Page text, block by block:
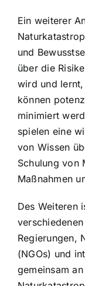
Ein weiterer
und
über die
wird und
können
minimiert
spielen eine
von Wissen
Schulung von
Maßnahmen
Des Weiteren
Regierungen,
(NGOs) und
gemeinsam